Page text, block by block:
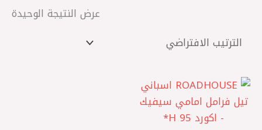
عرض النتيجة الوحيدة